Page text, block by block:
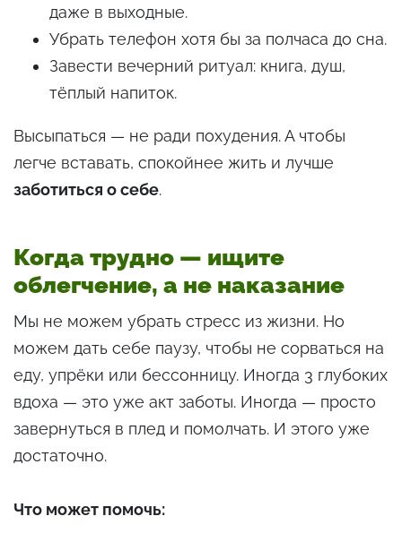
даже в выходные.
Убрать телефон хотя бы за полчаса до сна.
Завести вечерний ритуал: книга, душ,
тёплый напиток.
Высыпаться — не ради похудения. А чтобы
легче вставать, спокойнее жить и лучше
заботиться о себе.
Когда трудно — ищите
облегчение, а не наказание
Мы не можем убрать стресс из жизни. Но
можем дать себе паузу, чтобы не сорваться на
еду, упрёки или бессонницу. Иногда 3 глубоких
вдоха — это уже акт заботы. Иногда — просто
завернуться в плед и помолчать. И этого уже
достаточно.
Что может помочь: